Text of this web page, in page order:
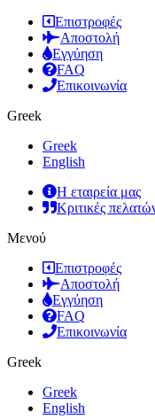
Επιστροφές
Αποστολή
Εγγύηση
FAQ
Επικοινωνία
Greek
Greek
English
Η εταιρεία μας
Κριτικές
Μενού
Επιστροφές
Αποστολή
Εγγύηση
FAQ
Επικοινωνία
Greek
Greek
English